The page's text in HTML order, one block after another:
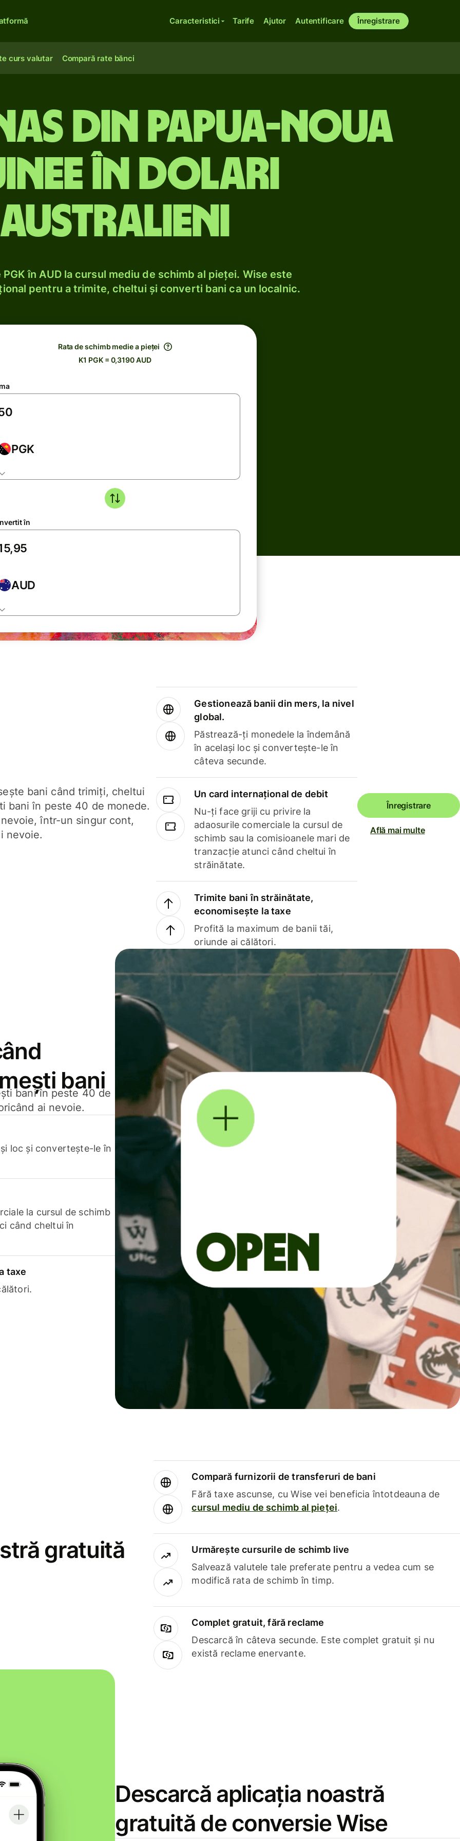
Caracteristici Tarife Ajutor Autentificare Înregistrare
curs valutar Compară rate bănci
din Papua-Noua
în dolari
australieni
în AUD la cursul mediu de schimb al pieței. Wise este
pentru a trimite, cheltui și converti bani ca un localnic.
Rata de schimb medie a pieței
K1 PGK = 0,3190 AUD
PGK
în
AUD
bani când trimiți, cheltui
bani în peste 40 de monede.
într-un singur cont,
nevoie.
Gestionează banii din mers, la nivel
global.
Păstrează-ți monedele la îndemână
în același loc și convertește-le în
câteva secunde.
Un card internațional de debit
Nu-ți face griji cu privire la
adaosurile comerciale la cursul de
schimb sau la comisioanele mari de
tranzacție atunci când cheltui în
străinătate.
Trimite bani în străinătate,
economisește la taxe
Profită la maximum de banii tăi,
oriunde ai călători.
Înregistrare
Află mai multe
bani
bani în peste 40 de
ai nevoie.
loc și convertește-le în
la cursul de schimb
când cheltui în
taxe
gratuită
Compară furnizorii de transferuri de bani
Fără taxe ascunse, cu Wise vei beneficia întotdeauna de
cursul mediu de schimb al pieței.
Urmărește cursurile de schimb live
Salvează valutele tale preferate pentru a vedea cum se
modifică rata de schimb în timp.
Complet gratuit, fără reclame
Descarcă în câteva secunde. Este complet gratuit și nu
există reclame enervante.
Descarcă aplicația noastră
gratuită de conversie Wise